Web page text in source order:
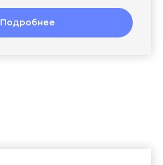
Подробнее